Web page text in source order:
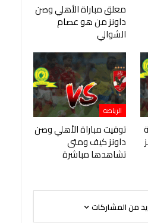
معلق مباراة الأهلي وصن
داونز من هو عصام
الشوالي
الرياضة
توقيت مباراة الأهلي وصن
داونز كيف ومتى
تشاهدها مباشرة
من المشاركات